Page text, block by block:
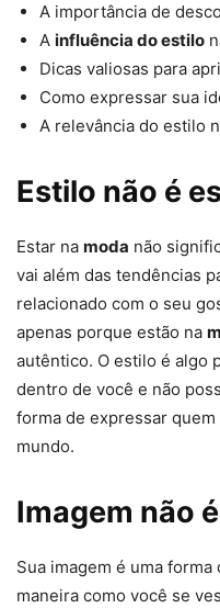
A importância de
A influência do estilo
Dicas valiosas para
Como expressar sua
A relevância do estilo
Estilo não é
Estar na moda não
vai além das tendências
relacionado com o seu
apenas porque estão na
autêntico. O estilo é algo
dentro de você e não
forma de expressar
mundo.
Imagem não
Sua imagem é uma
maneira como você se